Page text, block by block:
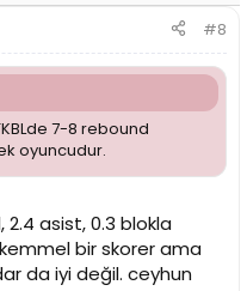
#8
7-8 rebound
oyuncudur.
asist, 0.3 blokla
bir skorer ama
da iyi değil. ceyhun